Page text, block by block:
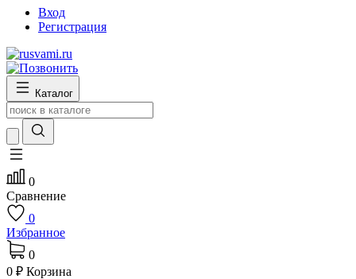
Вход
Регистрация
Каталог
0
Сравнение
0
Избранное
0
0 ₽ Корзина